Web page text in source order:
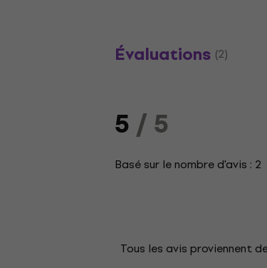
Évaluations (2)
5/ 5
Basé sur le nombre d'avis : 2
Tous les avis proviennent